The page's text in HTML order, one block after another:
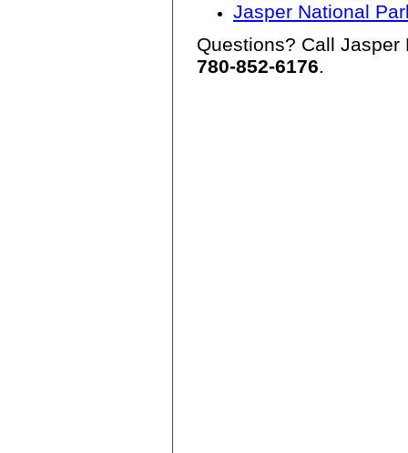
Jasper National
Questions? Call Jasper
780-852-6176.